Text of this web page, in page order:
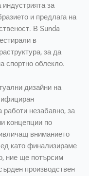
за
и предлага на
В Sunda
в
за да
спортно облекло.
дизайни на
незабавно, за
концепции по
вниманието
като финализираме
ние ще потърсим
производствен